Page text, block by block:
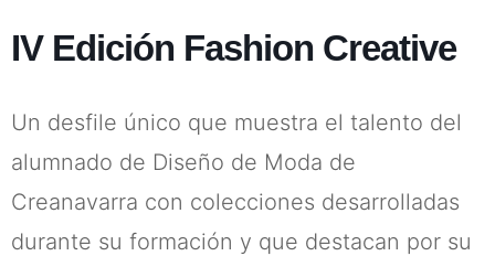
IV Edición Fashion Creative
Un desfile único que muestra el talento del
alumnado de Diseño de Moda de
Creanavarra con colecciones desarrolladas
durante su formación y que destacan por su